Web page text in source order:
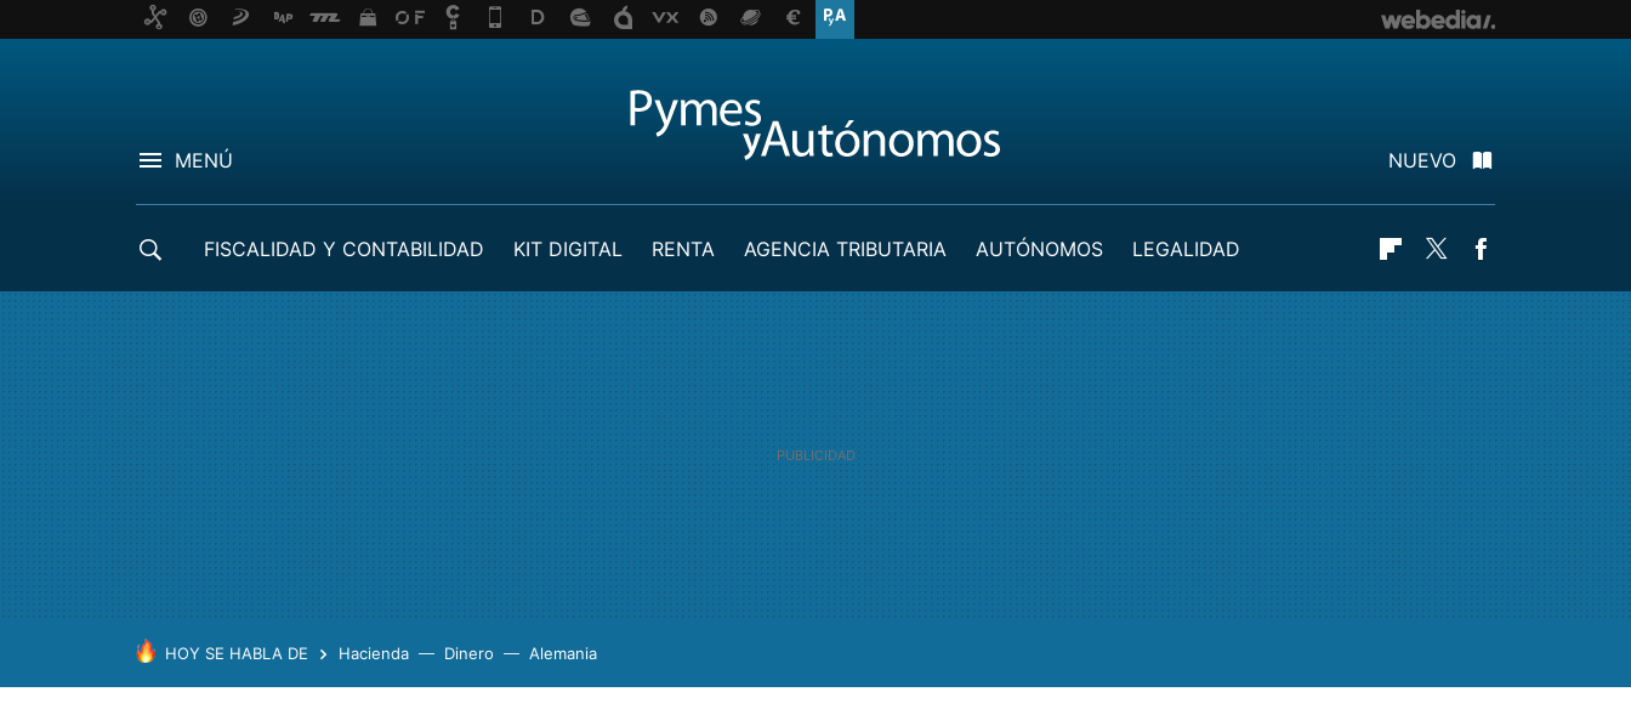
MENÚ NUEVO
FISCALIDAD Y CONTABILIDAD KIT DIGITAL RENTA AGENCIA TRIBUTARIA AUTÓNOMOS
LEGALIDAD
Flipboard
Twitter
HOY SE HABLA DE Hacienda Dinero Alemania